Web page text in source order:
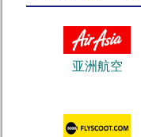
亚洲航空